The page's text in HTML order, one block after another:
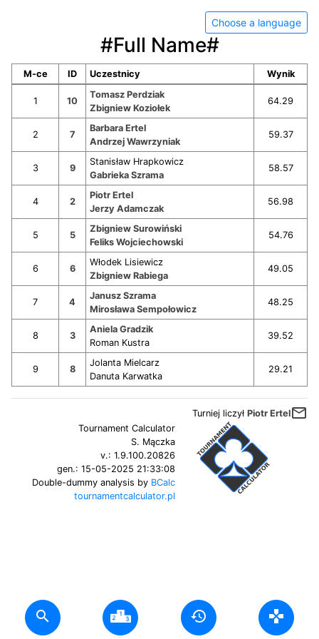
Choose a language
#Full Name#
M-ce ID Uczestnicy Wynik
1 10
Tomasz Perdziak
Zbigniew Koziołek
64.29
2 7
Barbara Ertel
Andrzej Wawrzyniak
59.37
3 9
Stanisław Hrapkowicz
Gabrieka Szrama
58.57
4 2
Piotr Ertel
Jerzy Adamczak
56.98
5 5
Zbigniew Surowiński
Feliks Wojciechowski
54.76
6 6
Włodek Lisiewicz
Zbigniew Rabiega
49.05
7 4
Janusz Szrama
Mirosława Sempołowicz
48.25
8 3
Aniela Gradzik
Roman Kustra
39.52
9 8
Jolanta Mielcarz
Danuta Karwatka
29.21
Turniej liczył Piotr Ertelmail_outline
Tournament Calculator
S. Mączka
v.:1.9.100.20826
gen.:15-05-2025 21:33:08
Double-dummy analysis by BCalc
tournamentcalculator.pl
search history gamepad